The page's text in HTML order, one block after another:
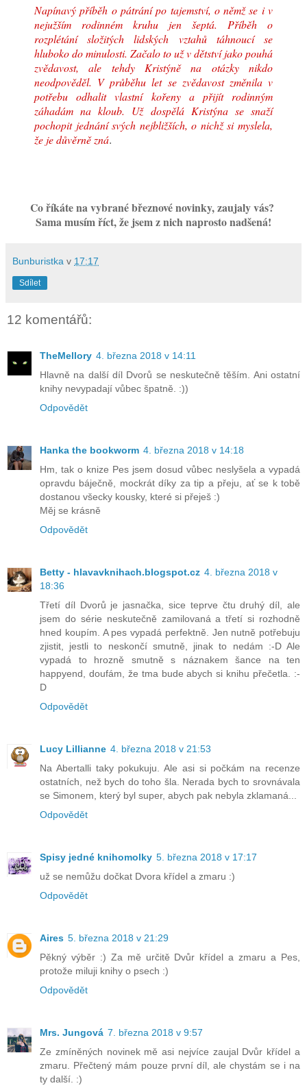
Napínavý příběh o pátrání po tajemství, o němž se i v
nejužším rodinném kruhu jen šeptá. Příběh o
rozplétání složitých lidských vztahů táhnoucí se
hluboko do minulosti. Začalo to už v dětství jako pouhá
zvědavost, ale tehdy Kristýně na otázky nikdo
neodpověděl. V průběhu let se zvědavost změnila v
potřebu odhalit vlastní kořeny a přijít rodinným
záhadám na kloub. Už dospělá Kristýna se snaží
pochopit jednání svých nejbližších, o nichž si myslela,
že je důvěrně zná.
Co říkáte na vybrané březnové novinky, zaujaly vás?
Sama musím říct, že jsem z nich naprosto nadšená!
Bunburistka v 17:17
Sdílet
12 komentářů:
TheMellory 4. března 2018 v 14:11
Hlavně na další díl Dvorů se neskutečně těším. Ani ostatní
knihy nevypadají vůbec špatně. :))
Odpovědět
Hanka the bookworm 4. března 2018 v 14:18
Hm, tak o knize Pes jsem dosud vůbec neslyšela a vypadá
opravdu báječně, mockrát díky za tip a přeju, ať se k tobě
dostanou všecky kousky, které si přeješ :)
Měj se krásně
Odpovědět
Betty - hlavavknihach.blogspot.cz 4. března 2018 v
18:36
Třetí díl Dvorů je jasnačka, sice teprve čtu druhý díl, ale
jsem do série neskutečně zamilovaná a třetí si rozhodně
hned koupím. A pes vypadá perfektně. Jen nutně potřebuju
zjistit, jestli to neskončí smutně, jinak to nedám :-D Ale
vypadá to hrozně smutně s náznakem šance na ten
happyend, doufám, že tma bude abych si knihu přečetla. :-
D
Odpovědět
Lucy Lillianne 4. března 2018 v 21:53
Na Abertalli taky pokukuju. Ale asi si počkám na recenze
ostatních, než bych do toho šla. Nerada bych to srovnávala
se Simonem, který byl super, abych pak nebyla zklamaná...
Odpovědět
Spisy jedné knihomolky 5. března 2018 v 17:17
už se nemůžu dočkat Dvora křídel a zmaru :)
Odpovědět
Aires 5. března 2018 v 21:29
Pěkný výběr :) Za mě určitě Dvůr křídel a zmaru a Pes,
protože miluji knihy o psech :)
Odpovědět
Mrs. Jungová 7. března 2018 v 9:57
Ze zmíněných novinek mě asi nejvíce zaujal Dvůr křídel a
zmaru. Přečtený mám pouze první díl, ale chystám se i na
ty další. :)